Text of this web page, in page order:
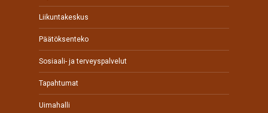
Liikuntakeskus
Päätöksenteko
Sosiaali- ja terveyspalvelut
Tapahtumat
Uimahalli